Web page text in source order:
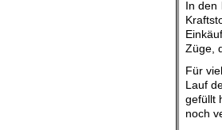
In den
Züge,
Für
Lauf
gefüllt
noch